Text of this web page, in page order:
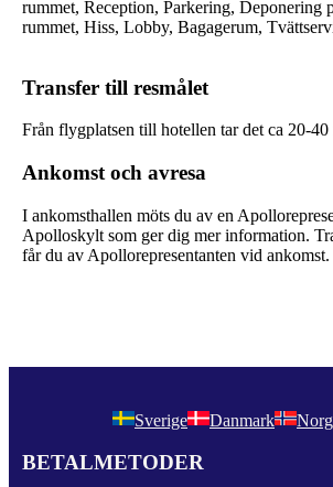
rummet, Reception, Parkering, Deponering
rummet, Hiss, Lobby, Bagagerum,
Transfer till resmålet
Från flygplatsen till hotellen tar det ca 20-40
Ankomst och avresa
I ankomsthallen möts du av en
Apolloskylt som ger dig mer information.
får du av Apollorepresentanten vid ankomst.
Sverige Danmark
BETALMETODER